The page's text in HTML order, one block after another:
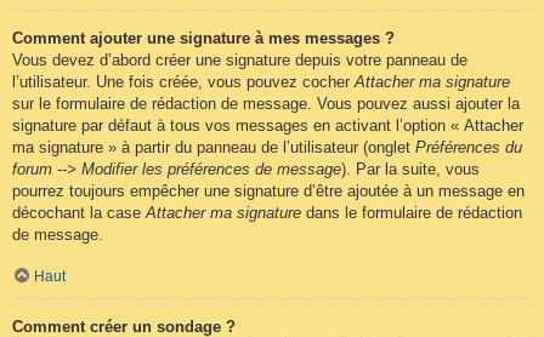
Comment ajouter une signature à mes messages ?
Vous devez d’abord créer une signature depuis votre panneau de
l’utilisateur. Une fois créée, vous pouvez cocherAttacher ma signature
sur le formulaire de rédaction de message. Vous pouvez aussi ajouter la
signature par défaut à tous vos messages en activant l’option « Attacher
ma signature » à partir du panneau de l’utilisateur (onglet Préférences du
forum --> Modifier les préférences de message). Par la suite, vous
pourrez toujours empêcher une signature d’être ajoutée à un message en
décochant la caseAttacher ma signature dans le formulaire de rédaction
de message.
Haut
Comment créer un sondage ?